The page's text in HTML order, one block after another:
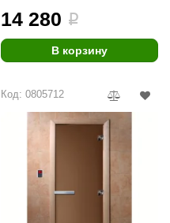
14 280 i
В корзину
Код: 0805712